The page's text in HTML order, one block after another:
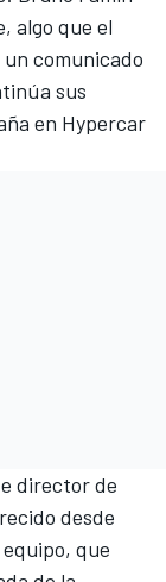
, algo que el
comunicado
sus
en Hypercar
director de
desde
que